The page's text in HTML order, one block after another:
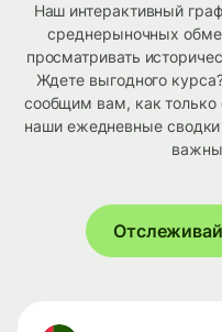
Наш интерактивный
среднерыночных
просматривать
Ждете выгодного
сообщим вам, как только
наши ежедневные сводки